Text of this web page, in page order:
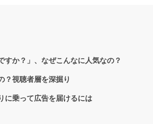
すか？」、なぜこんなに人気なの？
？視聴者層を深掘り
に乗って広告を届けるには